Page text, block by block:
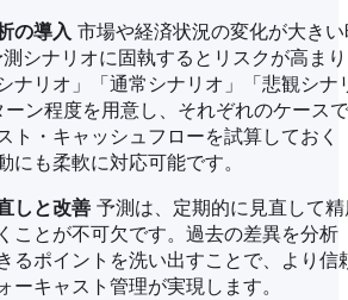
の導入 市場や経済状況の変化が大き
シナリオに固執するとリスクが高ま
ナリオ」「通常シナリオ」「悲観シナ
ーン程度を用意し、それぞれのケースで
ト・キャッシュフローを試算しておく
にも柔軟に対応可能です。
しと改善 予測は、定期的に見直して
ことが不可欠です。過去の差異を分析
るポイントを洗い出すことで、より信
ーキャスト管理が実現します。